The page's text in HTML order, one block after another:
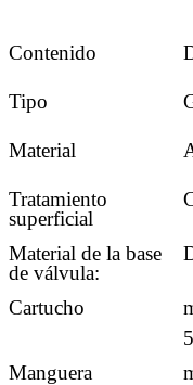
Contenido
Tipo
Material
Tratamiento
superficial
Material de la base
de válvula:
Cartucho
Manguera